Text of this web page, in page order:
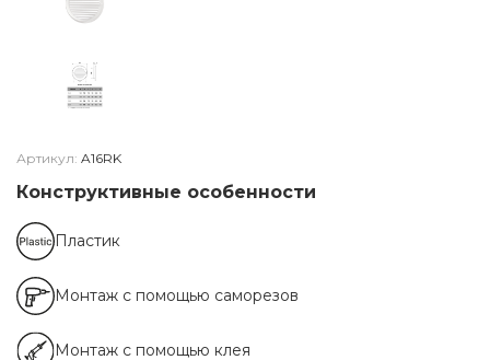
Артикул: A16RK
Конструктивные особенности
Пластик
Монтаж с помощью саморезов
Монтаж с помощью клея